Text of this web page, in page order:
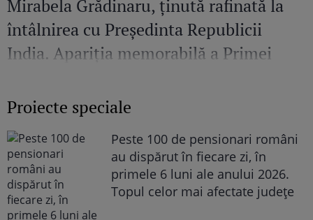
Mirabela Grădinaru, ținută rafinată la
întâlnirea cu Președinta Republicii
India. Apariția memorabilă a Primei
Proiecte speciale
Peste 100 de pensionari români
au dispărut în fiecare zi, în
primele 6 luni ale anului 2026.
Topul celor mai afectate județe